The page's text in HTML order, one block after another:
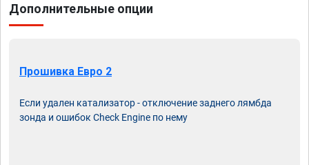
Дополнительные опции
Прошивка Евро 2
Если удален катализатор - отключение заднего лямбда
зонда и ошибок Check Engine по нему